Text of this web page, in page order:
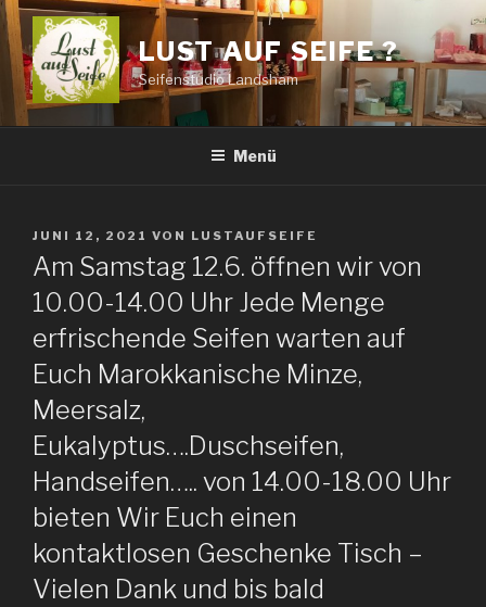
Zum
Inhalt
springen
LUST AUF SEIFE ?
Seifenstudio Landsham
Menü
VERÖFFENTLICHT
AM
JUNI 12, 2021 VON LUSTAUFSEIFE
Am Samstag 12.6. öffnen wir von
10.00-14.00 Uhr Jede Menge
erfrischende Seifen warten auf
Euch Marokkanische Minze,
Meersalz,
Eukalyptus….Duschseifen,
Handseifen….. von 14.00-18.00 Uhr
bieten Wir Euch einen
kontaktlosen Geschenke Tisch –
Vielen Dank und bis bald